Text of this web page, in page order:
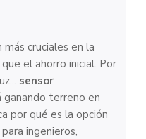
cruciales en la
el ahorro inicial. Por
sensor
terreno en
por qué es la opción
ingenieros,